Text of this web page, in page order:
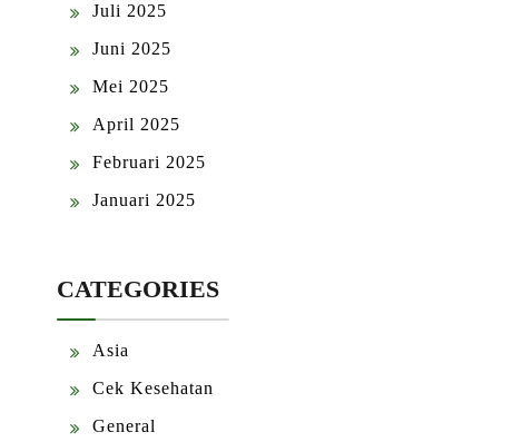
Juli 2025
Juni 2025
Mei 2025
April 2025
Februari 2025
Januari 2025
CATEGORIES
Asia
Cek Kesehatan
General